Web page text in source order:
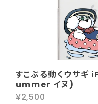
すこぶる動くウサ
ummer イヌ)
¥2,500